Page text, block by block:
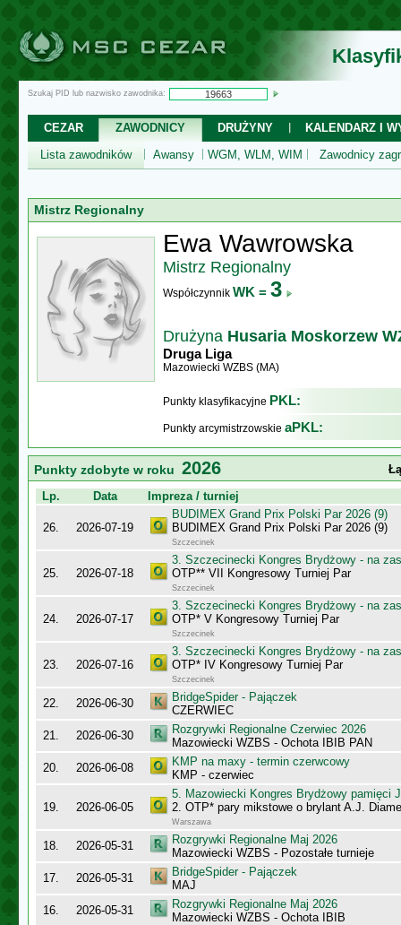
Szukaj PID lub nazwisko zawodnika:
CEZAR ZAWODNICY DRUŻYNY
KALENDARZ I
Lista zawodników
Awansy WGM, WLM, WIM Zawodnicy
Mistrz Regionalny
Ewa Wawrowska
Mistrz Regionalny
Współczynnik WK = 3
Drużyna Husaria Moskorzew
Druga Liga
Mazowiecki WZBS (MA)
Punkty klasyfikacyjne PKL:
Punkty arcymistrzowskie aPKL:
Punkty zdobyte w roku 2026
Lp.
Data Impreza / turniej
26. 2026-07-19
BUDIMEX Grand Prix Polski Par 2026 (9)
BUDIMEX Grand Prix Polski Par 2026 (9)
Szczecinek
25. 2026-07-18
3. Szczecinecki Kongres Brydżowy - na
OTP** VII Kongresowy Turniej Par
Szczecinek
24. 2026-07-17
3. Szczecinecki Kongres Brydżowy - na
OTP* V Kongresowy Turniej Par
Szczecinek
23. 2026-07-16
3. Szczecinecki Kongres Brydżowy - na
OTP* IV Kongresowy Turniej Par
Szczecinek
22. 2026-06-30
BridgeSpider - Pajączek
CZERWIEC
21.
2026-06-30
Rozgrywki Regionalne Czerwiec 2026
Mazowiecki WZBS - Ochota IBIB PAN
20.
2026-06-08
KMP na maxy - termin czerwcowy
KMP - czerwiec
19. 2026-06-05
5. Mazowiecki Kongres Brydżowy pamięci
2. OTP* pary mikstowe o brylant A.J.
Warszawa
18. 2026-05-31
Rozgrywki Regionalne Maj 2026
Mazowiecki WZBS - Pozostałe turnieje
17.
2026-05-31
BridgeSpider - Pajączek
MAJ
16.
2026-05-31
Rozgrywki Regionalne Maj 2026
Mazowiecki WZBS - Ochota IBIB